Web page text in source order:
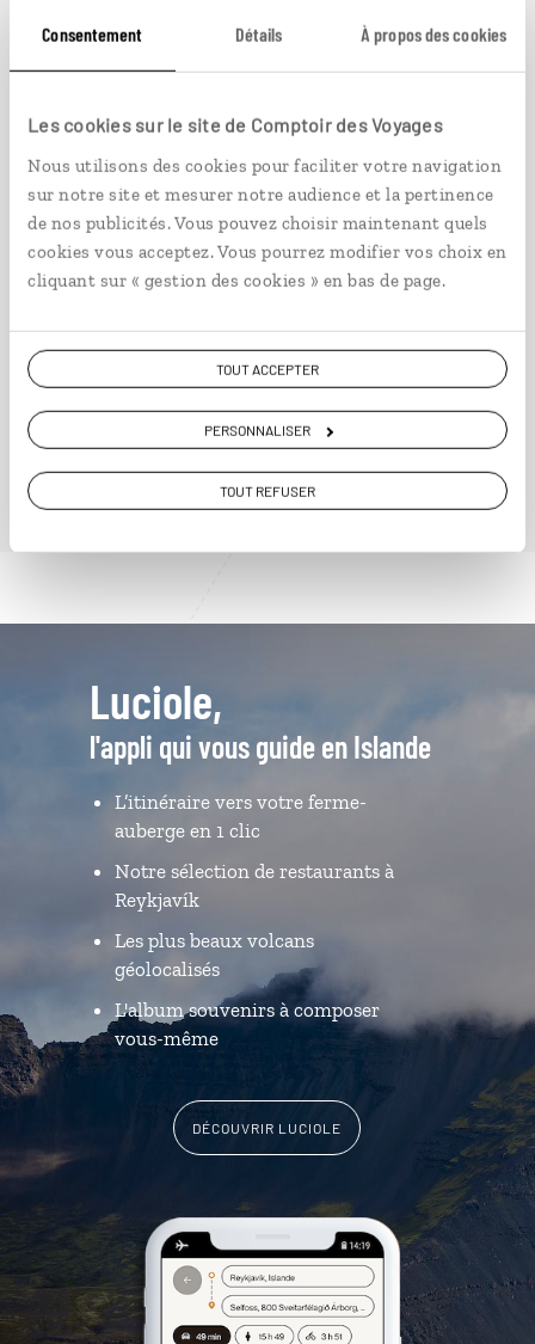
Consentement Détails À propos des cookies
Les cookies sur le site de Comptoir des Voyages
Nous utilisons des cookies pour faciliter votre navigation
sur notre site et mesurer notre audience et la pertinence
de nos publicités. Vous pouvez choisir maintenant quels
cookies vous acceptez. Vous pourrez modifier vos choix en
cliquant sur « gestion des cookies » en bas de page.
TOUT ACCEPTER
PERSONNALISER
TOUT REFUSER
Maison noire pour hiver blanc
Séjour en location dans la campagne de
Bogarnes.
6 jours / 5 nuits
à partir de 1130€
VOIR NOS 13 IDÉES DE VOYAGE EN ISLANDE
Luciole,
l'appli qui vous guide en Islande
L’itinéraire vers votre ferme-
auberge en 1 clic
Notre sélection de restaurants à
Reykjavík
Les plus beaux volcans
géolocalisés
L'album souvenirs à composer
vous-même
DÉCOUVRIR LUCIOLE